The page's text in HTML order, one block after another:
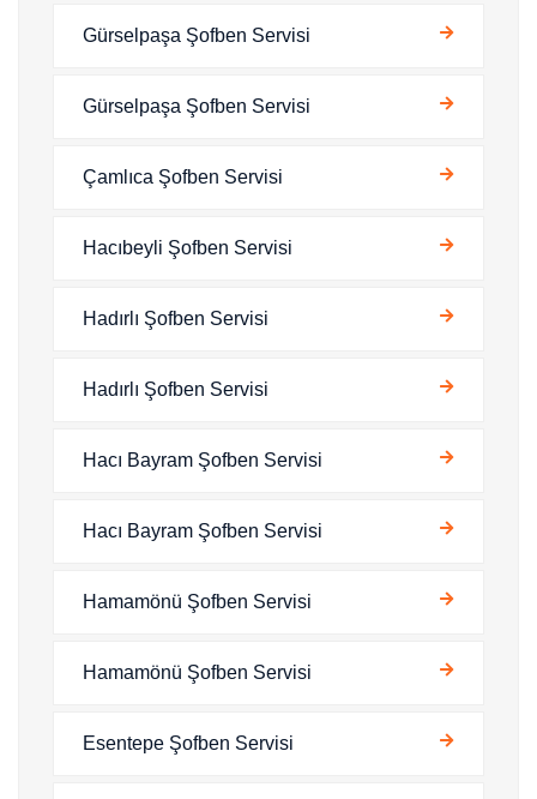
Gürselpaşa Şofben Servisi
Gürselpaşa Şofben Servisi
Çamlıca Şofben Servisi
Hacıbeyli Şofben Servisi
Hadırlı Şofben Servisi
Hadırlı Şofben Servisi
Hacı Bayram Şofben Servisi
Hacı Bayram Şofben Servisi
Hamamönü Şofben Servisi
Hamamönü Şofben Servisi
Esentepe Şofben Servisi